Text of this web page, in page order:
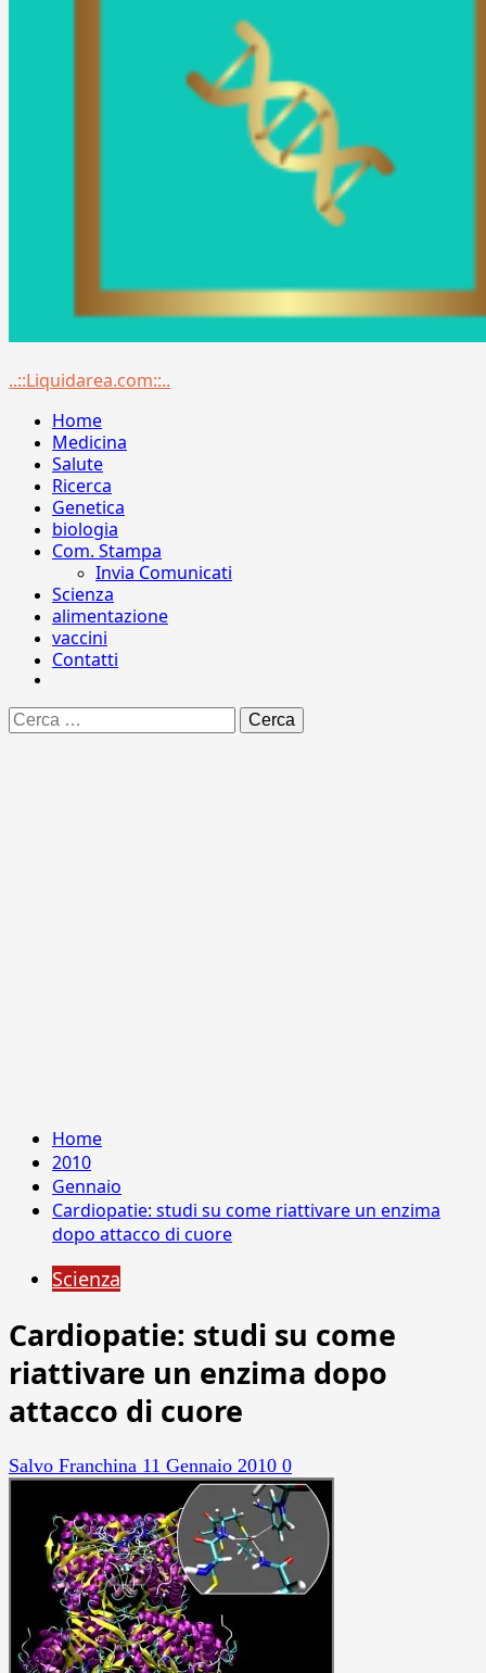
Menu
..::Liquidarea.com::..
Home
Medicina
Salute
Ricerca
Genetica
biologia
Com. Stampa
Invia Comunicati
Scienza
alimentazione
vaccini
Contatti
Ricerca
per:
Home
2010
Gennaio
Cardiopatie: studi su come riattivare un enzima
dopo attacco di cuore
Scienza
Cardiopatie: studi su come
riattivare un enzima dopo
attacco di cuore
Salvo Franchina 11 Gennaio 2010 0